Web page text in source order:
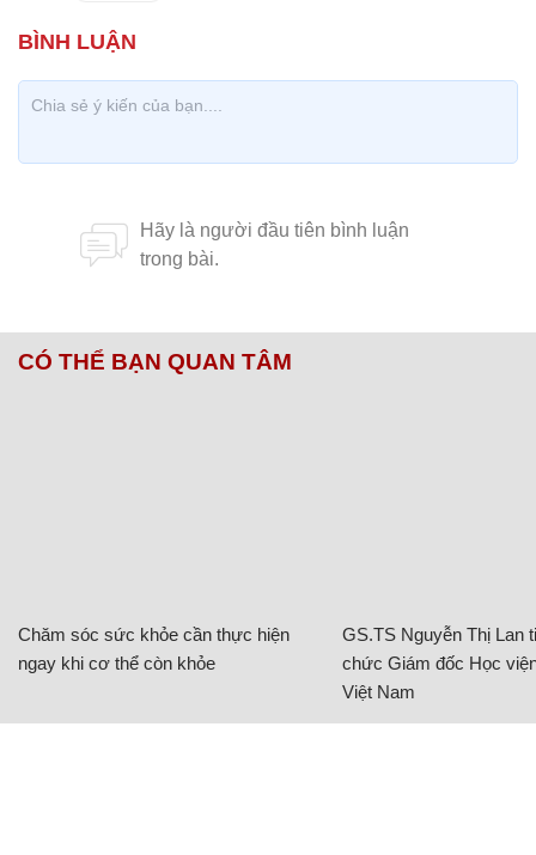
CÓ THỂ BẠN QUAN TÂM
Chăm sóc sức khỏe cần thực hiện
ngay khi cơ thể còn khỏe
GS.TS Nguyễn Thị Lan
chức Giám đốc Học
Việt Nam